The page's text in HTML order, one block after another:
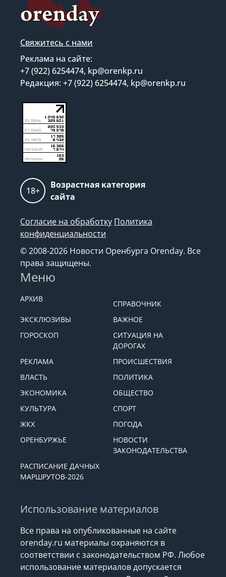
Свяжитесь с нами
Реклама на сайте:
+7 (922) 6254474, kp@orenkp.ru
Редакция: +7 (922) 6254474, kp@orenkp.ru
18+
Возрастная категория
сайта
Согласие на обработку Политика
конфиденциальности
© 2008-2026 Новости Оренбурга Orenday. Все
права защищены.
Меню
АРХИВ
СПРАВОЧНИК
ЭКСКЛЮЗИВЫ
ВАЖНОЕ
ГОРОСКОП
СИТУАЦИЯ НА
ДОРОГАХ
РЕКЛАМА
ПРОИСШЕСТВИЯ
ВЛАСТЬ
ПОЛИТИКА
ЭКОНОМИКА
ОБЩЕСТВО
КУЛЬТУРА
СПОРТ
ЖКХ
ПОГОДА
ОРЕНБУРЖЬЕ
НОВОСТИ
ЗАКОНОДАТЕЛЬСТВА
РАСПИСАНИЕ ДАЧНЫХ
МАРШРУТОВ-2026
Использование материалов
Все права на опубликованные на сайте
orenday.ru материалы охраняются в
соответствии с законодательством РФ. Любое
использование материалов допускается